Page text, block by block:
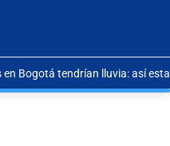
en Bogotá tendrían lluvia: así